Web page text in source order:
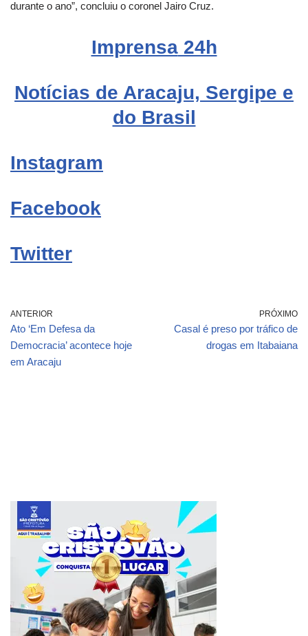
durante o ano”, concluiu o coronel Jairo Cruz.
Imprensa24h
Notícias de Aracaju, Sergipe e
do Brasil
Instagram
Facebook
Twitter
ANTERIOR
Ato ‘Em Defesa da
Democracia’ acontece hoje
em Aracaju
PRÓXIMO
Casal é preso por tráfico de
drogas em Itabaiana